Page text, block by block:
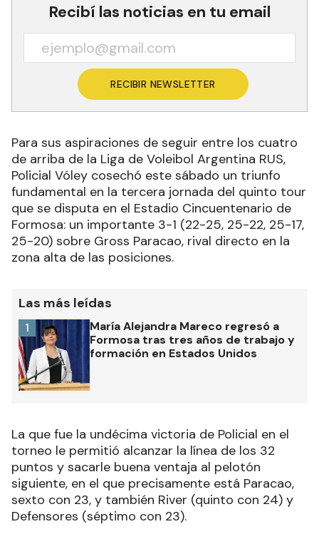
Recibí las noticias en tu email
RECIBIR NEWSLETTER
Para sus aspiraciones de seguir entre los cuatro
de arriba de la Liga de Voleibol Argentina RUS,
Policial Vóley cosechó este sábado un triunfo
fundamental en la tercera jornada del quinto tour
que se disputa en el Estadio Cincuentenario de
Formosa: un importante 3-1 (22-25, 25-22, 25-17,
25-20) sobre Gross Paracao, rival directo en la
zona alta de las posiciones.
Las más leídas
María Alejandra Mareco regresó a
Formosa tras tres años de trabajo y
formación en Estados Unidos
1
La que fue la undécima victoria de Policial en el
torneo le permitió alcanzar la línea de los 32
puntos y sacarle buena ventaja al pelotón
siguiente, en el que precisamente está Paracao,
sexto con 23, y también River (quinto con 24) y
Defensores (séptimo con 23).